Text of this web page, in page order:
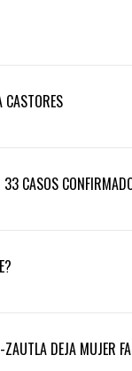
CASTORES
CASOS
DEJA MUJER